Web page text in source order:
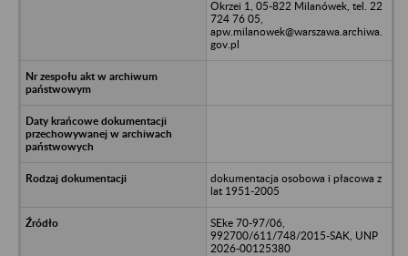
Okrzei 1, 05-822 Milanówek, tel. 22
724 76 05,
apw.milanowek@warszawa.archiwa.
gov.pl
dokumentacja osobowa i płacowa z
lat 1951-2005
SEke 70-97/06,
992700/611/748/2015-SAK, UNP
2026-00125380